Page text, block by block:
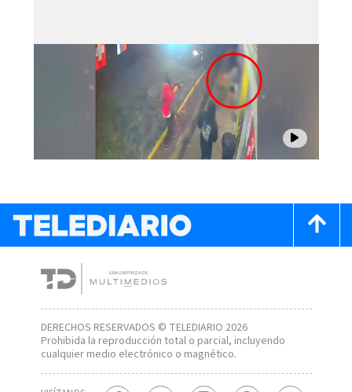
DERECHOS RESERVADOS © TELEDIARIO 2026
Prohibida la reproducción total o parcial, incluyendo
cualquier medio electrónico o magnético.